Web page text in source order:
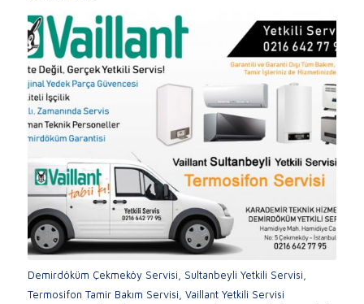
Demirdöküm Çekmeköy Servisi, Sultanbeyli Yetkili Servisi,
Termosifon Tamir Bakım Servisi, Vaillant Yetkili Servisi